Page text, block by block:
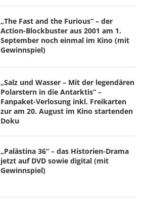
„The Fast and the Furious“ – der
Action-Blockbuster aus 2001 am 1.
September noch einmal im Kino (mit
Gewinnspiel)
„Salz und Wasser – Mit der legendären
Polarstern in die Antarktis“ –
Fanpaket-Verlosung inkl. Freikarten
zur am 20. August im Kino startenden
Doku
„Palästina 36“ – das Historien-Drama
jetzt auf DVD sowie digital (mit
Gewinnspiel)